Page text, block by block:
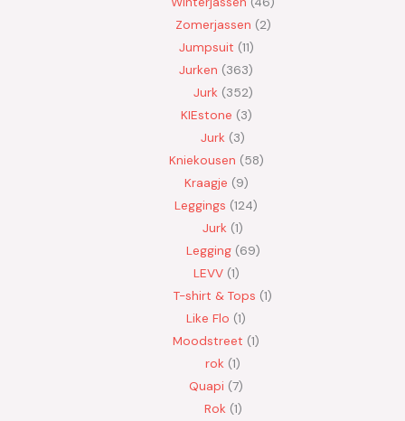
Zomerjassen 2
Jumpsuit 11
Jurken 363
Jurk 352
KIEstone 3
Jurk 3
Kniekousen 58
Kraagje 9
Leggings 124
Jurk 1
Legging 69
LEVV 1
T-shirt & Tops 1
Like Flo 1
Moodstreet 1
rok 1
Quapi 7
Rok 1